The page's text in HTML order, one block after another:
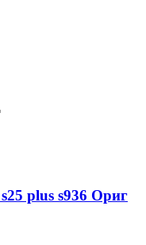
plus s936 Ориг